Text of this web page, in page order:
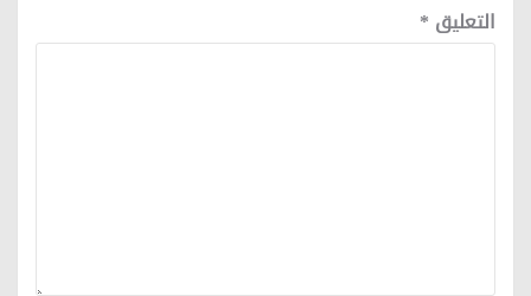
التعليق *